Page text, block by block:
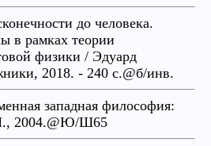
до человека.
в рамках теории
физики / Эдуард
2018. - 240 с.@б/инв.
западная философия:
2004.@Ю/Ш65